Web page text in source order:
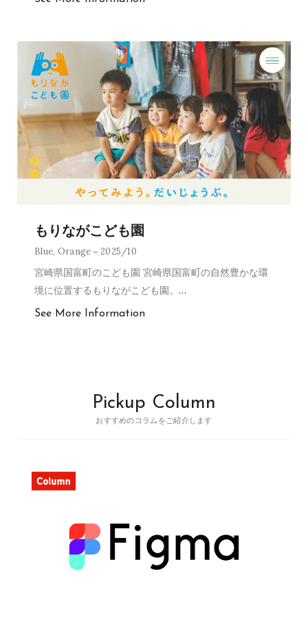
もりながこども園
Blue, Orange 2025/10
宮崎県国富町のこども園 宮崎県国富町の自然豊かな環
境に位置するもりながこども園。 …
See More Information
Pickup Column
おすすめのコラムをご紹介します